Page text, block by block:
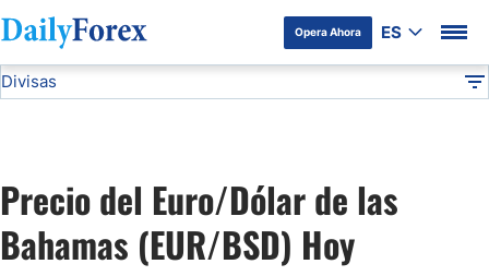
Opera Ahora ES
Divulgación del Anunciante
Divisas
USD/JPY
GBP/USD
Precio del Euro/Dólar de las
Bahamas (EUR/BSD) Hoy